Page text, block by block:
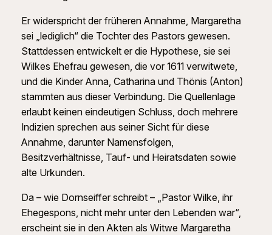
Er widerspricht der früheren Annahme, Margaretha
sei „lediglich“ die Tochter des Pastors gewesen.
Stattdessen entwickelt er die Hypothese, sie sei
Wilkes Ehefrau gewesen, die vor 1611 verwitwete,
und die Kinder Anna, Catharina und Thönis (Anton)
stammten aus dieser Verbindung. Die Quellenlage
erlaubt keinen eindeutigen Schluss, doch mehrere
Indizien sprechen aus seiner Sicht für diese
Annahme, darunter Namensfolgen,
Besitzverhältnisse, Tauf- und Heiratsdaten sowie
alte Urkunden.
Da – wie Dornseiffer schreibt – „Pastor Wilke, ihr
Ehegespons, nicht mehr unter den Lebenden war“,
erscheint sie in den Akten als Witwe Margaretha